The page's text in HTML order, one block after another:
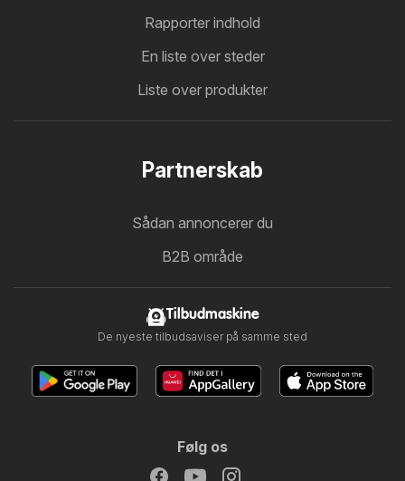
Rapporter indhold
En liste over steder
Liste over produkter
Partnerskab
Sådan annoncerer du
B2B område
Tilbudmaskine
De nyeste tilbudsaviser på samme sted
Følg os